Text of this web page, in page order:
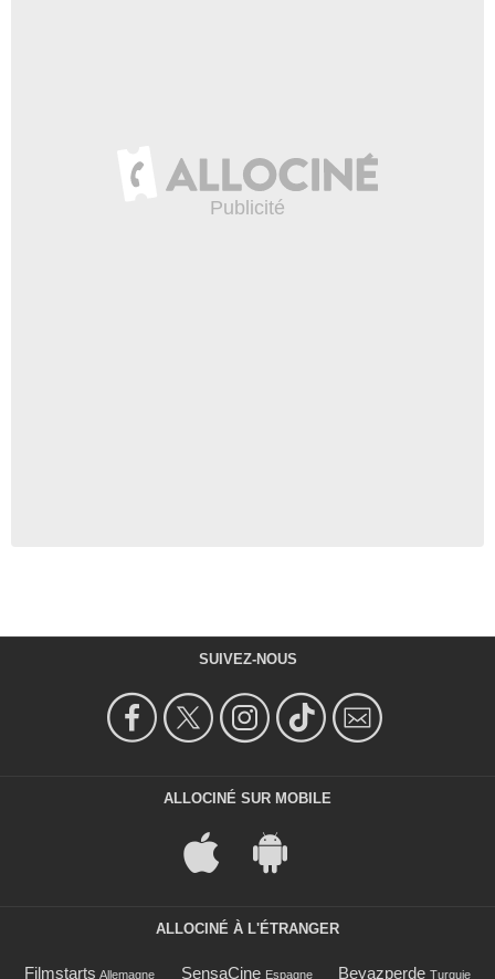
SUIVEZ-NOUS
ALLOCINÉ SUR MOBILE
ALLOCINÉ À L'ÉTRANGER
Filmstarts Allemagne SensaCine Espagne Beyazperde Turquie